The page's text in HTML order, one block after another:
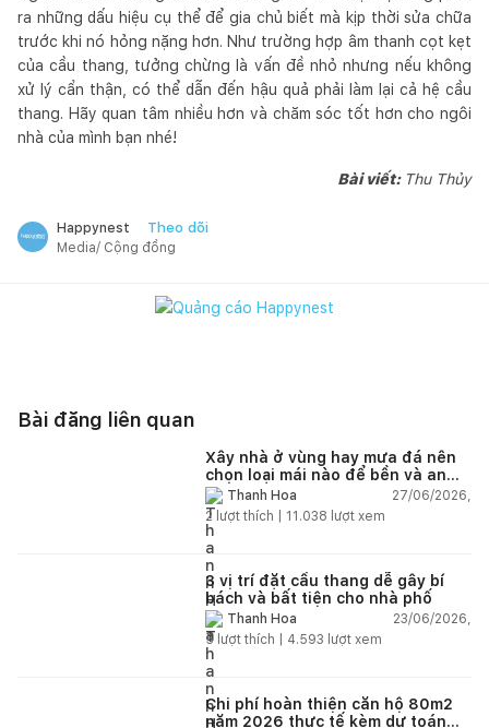
ra những dấu hiệu cụ thể để gia chủ biết mà kịp thời sửa chữa
trước khi nó hỏng nặng hơn. Như trường hợp âm thanh cọt kẹt
của cầu thang, tưởng chừng là vấn đề nhỏ nhưng nếu không
xử lý cẩn thận, có thể dẫn đến hậu quả phải làm lại cả hệ cầu
thang. Hãy quan tâm nhiều hơn và chăm sóc tốt hơn cho ngôi
nhà của mình bạn nhé!
Bài viết: Thu Thủy
Happynest Theo dõi
Media/ Cộng đồng
Bài đăng liên quan
Xây nhà ở vùng hay mưa đá nên
chọn loại mái nào để bền và an
toàn?Thanh Hoa
27/06/2026,
2 lượt thích | 11.038 lượt xem
3 vị trí đặt cầu thang dễ gây bí
bách và bất tiện cho nhà phố
Thanh Hoa
23/06/2026,
5 lượt thích | 4.593 lượt xem
Chi phí hoàn thiện căn hộ 80m2
năm 2026 thực tế kèm dự toán